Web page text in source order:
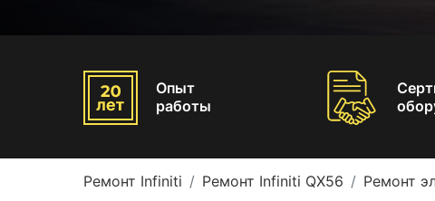
Опыт
работы
Ремонт Infiniti Ремонт Infiniti QX56 Ремонт